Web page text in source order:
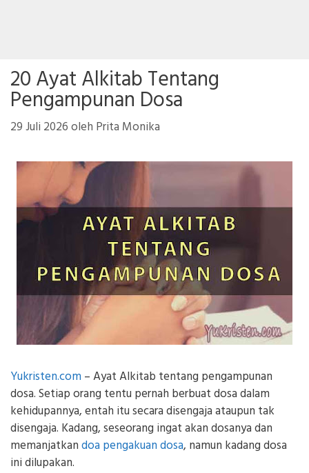
20 Ayat Alkitab Tentang
Pengampunan Dosa
29 Juli 2026oleh Prita Monika
Yukristen.com – Ayat Alkitab tentang pengampunan
dosa. Setiap orang tentu pernah berbuat dosa dalam
kehidupannya, entah itu secara disengaja ataupun tak
disengaja. Kadang, seseorang ingat akan dosanya dan
memanjatkandoa pengakuan dosa, namun kadang dosa
ini dilupakan.